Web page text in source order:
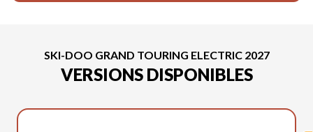
SKI-DOO GRAND TOURING ELECTRIC 2027
VERSIONS DISPONIBLES